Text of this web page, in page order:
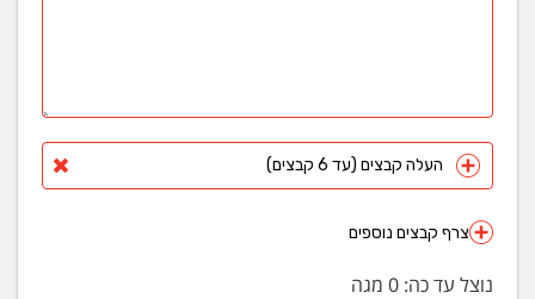
העלה קבצים (עד 6 קבצים)
צרף קבצים נוספים
נוצל עד כה: 0 מגה